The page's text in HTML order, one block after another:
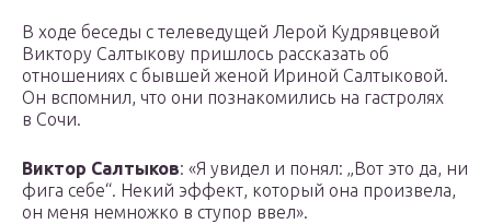
В ходе беседы с телеведущей Лерой Кудрявцевой
Виктору Салтыкову пришлось рассказать об
отношениях с бывшей женой Ириной Салтыковой.
Он вспомнил, что они познакомились на гастролях
в Сочи.
Виктор Салтыков: «Я увидел и понял: „Вот это да, ни
фига себе“. Некий эффект, который она произвела,
он меня немножко в ступор ввел».